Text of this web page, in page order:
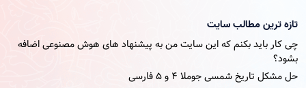
تازه ترین مطالب سایت
چی کار باید بکنم که این سایت من به پیشنهاد های هوش مصنوعی اضافه
بشود؟
حل مشکل تاریخ شمسی جوملا ۴ و ۵ فارسی